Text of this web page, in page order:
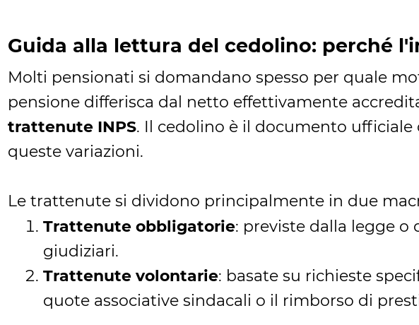
Guida alla lettura del cedolino: perché
Molti pensionati si domandano spesso per quale
pensione differisca dal netto effettivamente
trattenute INPS. Il cedolino è il documento
queste variazioni.
Le trattenute si dividono principalmente in due
Trattenute obbligatorie: previste dalla legge
giudiziari.
Trattenute volontarie: basate su richieste
quote associative sindacali o il rimborso di